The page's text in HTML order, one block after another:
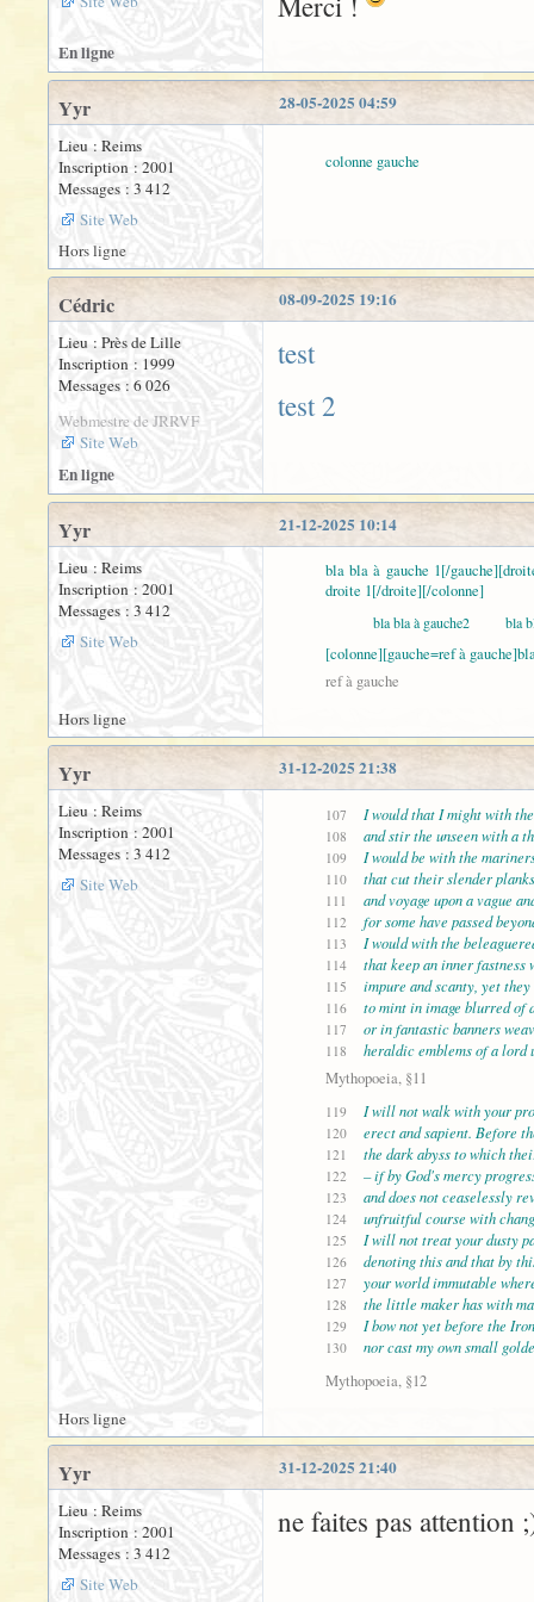
En ligne
28-05-2025 04:59
Yyr
Lieu : Reims
Inscription : 2001
Messages : 3 412
Site Web
colonne gauche
Hors ligne
08-09-2025 19:16
Cédric
Lieu : Près de Lille
Inscription : 1999
Messages : 6 026
Webmestre de JRRVF
Site Web
test
test 2
En ligne
21-12-2025 10:14
Yyr
Lieu : Reims
Inscription : 2001
Messages : 3 412
Site Web
bla bla à gauche 1[/
droite 1[/droite][/colonne]
bla bla à gauche2 bla
[colonne][gauche=ref à
ref à gauche
Hors ligne
31-12-2025 21:38
Yyr
Lieu : Reims
Inscription : 2001
Messages : 3 412
Site Web
107 I would that I might with
108 and stir the unseen with a
109 I would be with the
110 that cut their slender
111 and voyage upon a vague
112 for some have passed
113 I would with the
114 that keep an inner fastness
115 impure and scanty, yet
116 to mint in image blurred of
117 or in fantastic banners
118
heraldic emblems of a lord
Mythopoeia, §11
119 I will not walk with your
120 erect and sapient. Before
121 the dark abyss to which
122 – if by God's mercy
123 and does not ceaselessly
124 unfruitful course with
125 I will not treat your dusty
126 denoting this and that by
127 your world immutable
128 the little maker has with
129 I bow not yet before the
130
nor cast my own small
Mythopoeia, §12
Hors ligne
31-12-2025 21:40
Yyr
Lieu : Reims
Inscription : 2001
Messages : 3 412
Site Web
ne faites pas attention